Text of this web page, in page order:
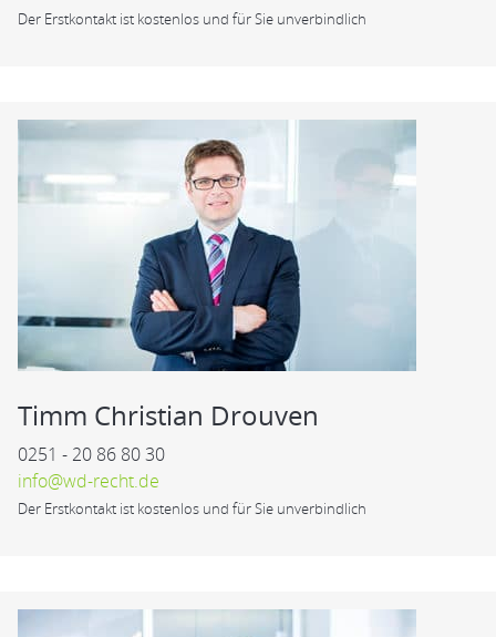
Der Erstkontakt ist kostenlos und für Sie unverbindlich
Timm Christian Drouven
0251 - 20 86 80 30
info@wd-recht.de
Der Erstkontakt ist kostenlos und für Sie unverbindlich